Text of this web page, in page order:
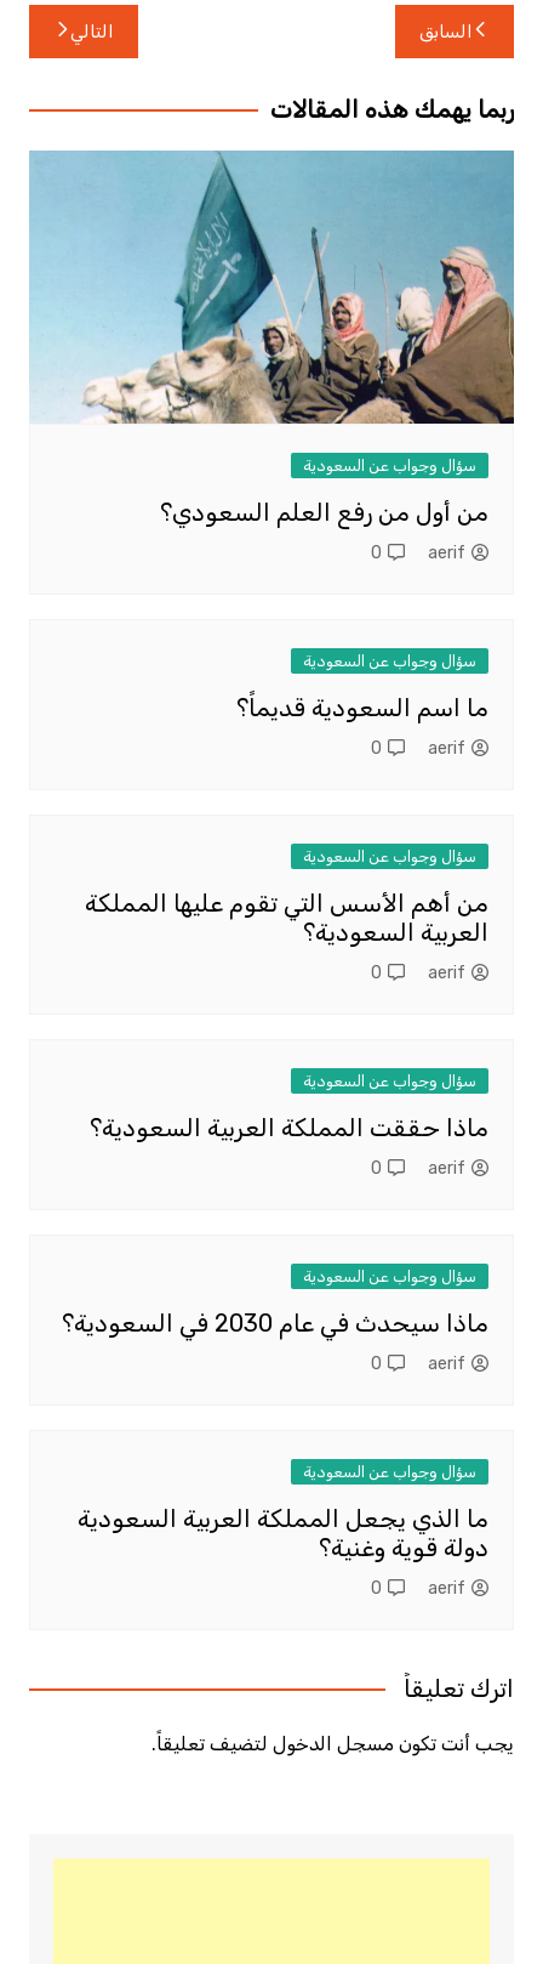
تصفّح
المقالات
السابق التالي
ربما يهمك هذه المقالات
سؤال وجواب عن السعودية
من أول من رفع العلم السعودي؟
aerif
0
سؤال وجواب عن السعودية
ما اسم السعودية قديماً؟
aerif
0
سؤال وجواب عن السعودية
من أهم الأسس التي تقوم عليها المملكة
العربية السعودية؟
aerif
0
سؤال وجواب عن السعودية
ماذا حققت المملكة العربية السعودية؟
aerif
0
سؤال وجواب عن السعودية
ماذا سيحدث في عام 2030 في السعودية؟
aerif
0
سؤال وجواب عن السعودية
ما الذي يجعل المملكة العربية السعودية
دولة قوية وغنية؟
aerif
0
اترك تعليقاً
يجب أنت تكون مسجل الدخوللتضيف تعليقاً.